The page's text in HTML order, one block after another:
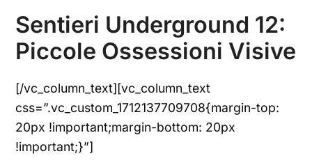
Sentieri Underground 12:
Piccole Ossessioni Visive
[/vc_column_text][vc_column_text
css=”.vc_custom_1712137709708{margin-top:
20px !important;margin-bottom: 20px
!important;}”]